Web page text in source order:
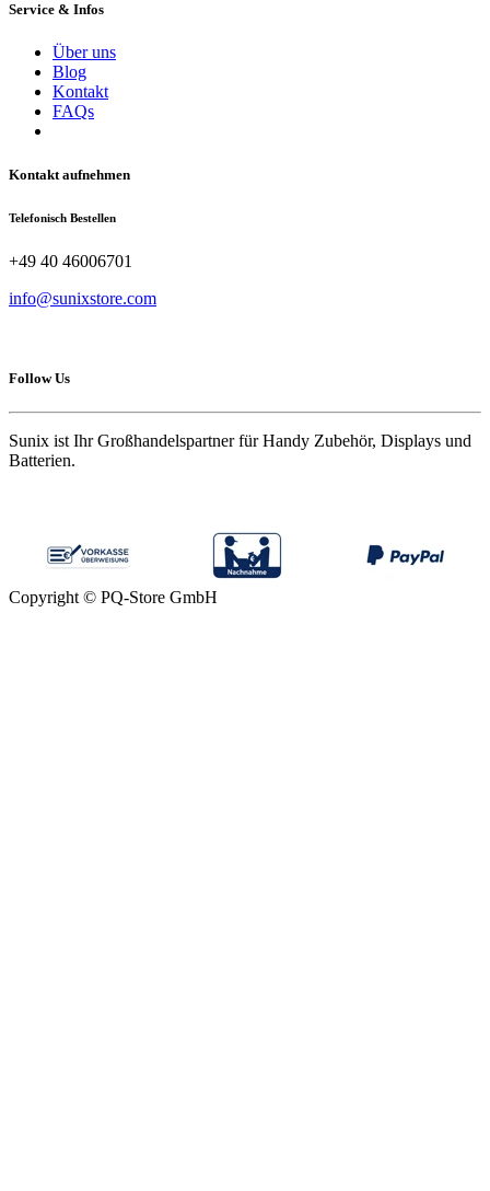
Service & Infos
Über uns
Blog
Kontakt
FAQs
Kontakt aufnehmen
Telefonisch Bestellen
+49 40 46006701
info@sunixstore.com
Follow Us
Sunix ist Ihr Großhandelspartner für Handy Zubehör, Displays und
Batterien.
Copyright © PQ-Store GmbH